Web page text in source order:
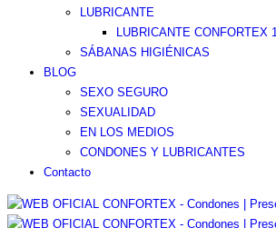
LUBRICANTE
LUBRICANTE CONFORTEX
SÁBANAS HIGIÉNICAS
BLOG
SEXO SEGURO
SEXUALIDAD
EN LOS MEDIOS
CONDONES Y LUBRICANTES
Contacto